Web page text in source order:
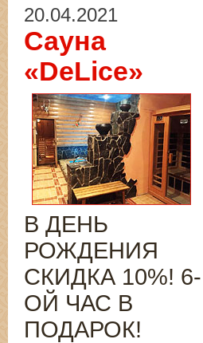
20.04.2021
Сауна
«DeLice»
В ДЕНЬ
РОЖДЕНИЯ
СКИДКА 10%! 6-
ОЙ ЧАС В
ПОДАРОК!